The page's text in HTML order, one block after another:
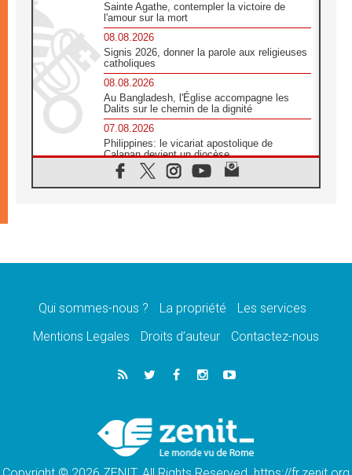
Sainte Agathe, contempler la victoire de
l'amour sur la mort
08.08.2026
Signis 2026, donner la parole aux religieuses
catholiques
08.08.2026
Au Bangladesh, l'Église accompagne les
Dalits sur le chemin de la dignité
07.08.2026
Philippines: le vicariat apostolique de
Calapan devient un diocèse
07.08.2026
Congo-Brazzaville : le 15 août, entre
une signature»
Le programme du voyage apostolique du
07.08.2026
1ère Conférence continentale sur l'éducation
Un logo symbolique pour la venue du Pape
en France
Qui sommes-nous ? La propriété
Les services
Mentions Legales
Droits d’auteur Contactez-nous